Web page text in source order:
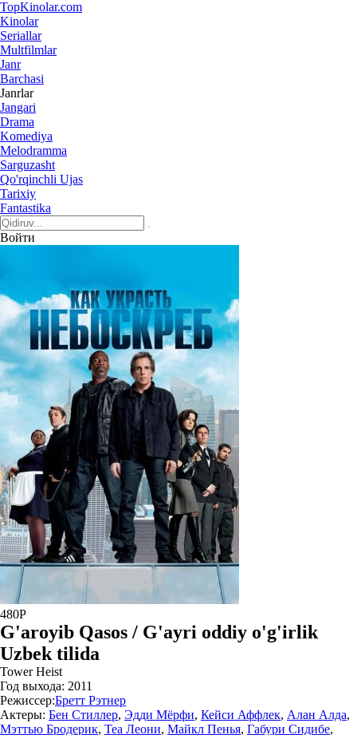
TopKinolar.com
Kinolar
Seriallar
Multfilmlar
Janr
Barchasi
Janrlar
Jangari
Drama
Komediya
Melodramma
Sarguzasht
Qo'rqinchli Ujas
Tarixiy
Fantastika
Войти
480P
G'aroyib Qasos / G'ayri oddiy o'g'irlik
Uzbek tilida
Tower Heist
Год выхода: 2011
Режиссер:Бретт Рэтнер
Актеры: Бен Стиллер, Эдди Мёрфи, Кейси Аффлек, Алан Алда,
Мэттью Бродерик, Теа Леони, Майкл Пенья, Габури Сидибе,